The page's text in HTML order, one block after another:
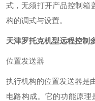
式，无须打开产品控制箱
构的调式与设置。
天津罗托克机型远程控制
位置发送器
执行机构的位置发送器是
电路构成。它的功能原